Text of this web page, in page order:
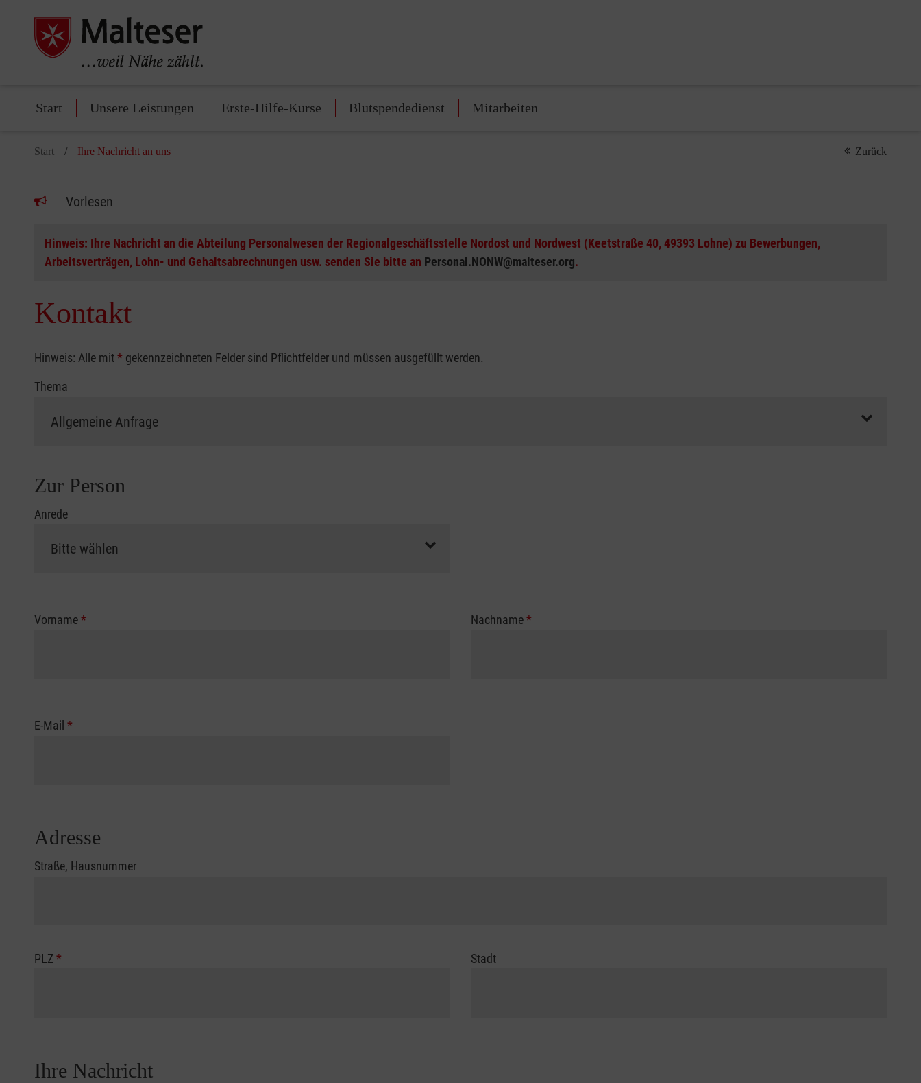
Start Unsere Leistungen Erste-Hilfe-Kurse Blutspendedienst Mitarbeiten
Start Ihre Nachricht an uns Zurück
Vorlesen
Hinweis: Ihre Nachricht an die Abteilung Personalwesen der Regionalgeschäftsstelle Nordost und Nordwest (Keetstraße 40, 49393 Lohne) zu Bewerbungen,
Arbeitsverträgen, Lohn- und Gehaltsabrechnungen usw. senden Sie bitte an Personal.NONW@malteser.org.
Kontakt
Hinweis: Alle mit* gekennzeichneten Felder sind Pflichtfelder und müssen ausgefüllt werden.
Thema
Zur Person
Anrede
Vorname* Nachname*
E-Mail *
Adresse
Straße, Hausnummer
PLZ* Stadt
Ihre Nachricht